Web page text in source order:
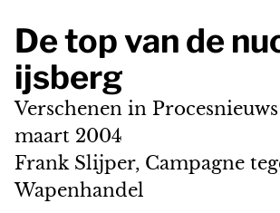
De top van de
ijsberg
Verschenen in
maart 2004
Frank Slijper, Campagne
Wapenhandel